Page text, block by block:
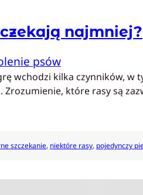
najmniej?
psów
wchodzi kilka czynników, w
Zrozumienie, które rasy są
szczekanie, niektóre rasy, pojedynczy